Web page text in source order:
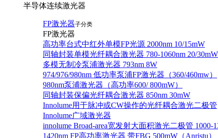
半导体连续激光器
FP激光器子分类
FP激光器
高功率台式中红外单模FP光源 2000nm 10/15mW
同轴封装单模光纤耦合激光器 780-1060nm 20/30mW
多模无制冷泵浦激光器 793nm 8W
974/976/980nm 低功率泵浦FP激光器（360/460mw）
980nm泵浦激光器（高功率600/ 800mW）
同轴封装保偏光纤耦合激光器 850nm 30mW
Innolume用于脉冲或CW操作的光纤耦合激光二极管
Innolume广域激光器
innolume Broad-area宽发射大面积激光二极管 1000-
1420nm FP高功率激光器 带FBG 500mW（Anristu）